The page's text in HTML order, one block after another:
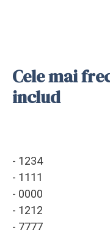
Cele mai
includ
- 1234
- 1111
- 0000
- 1212
- 7777